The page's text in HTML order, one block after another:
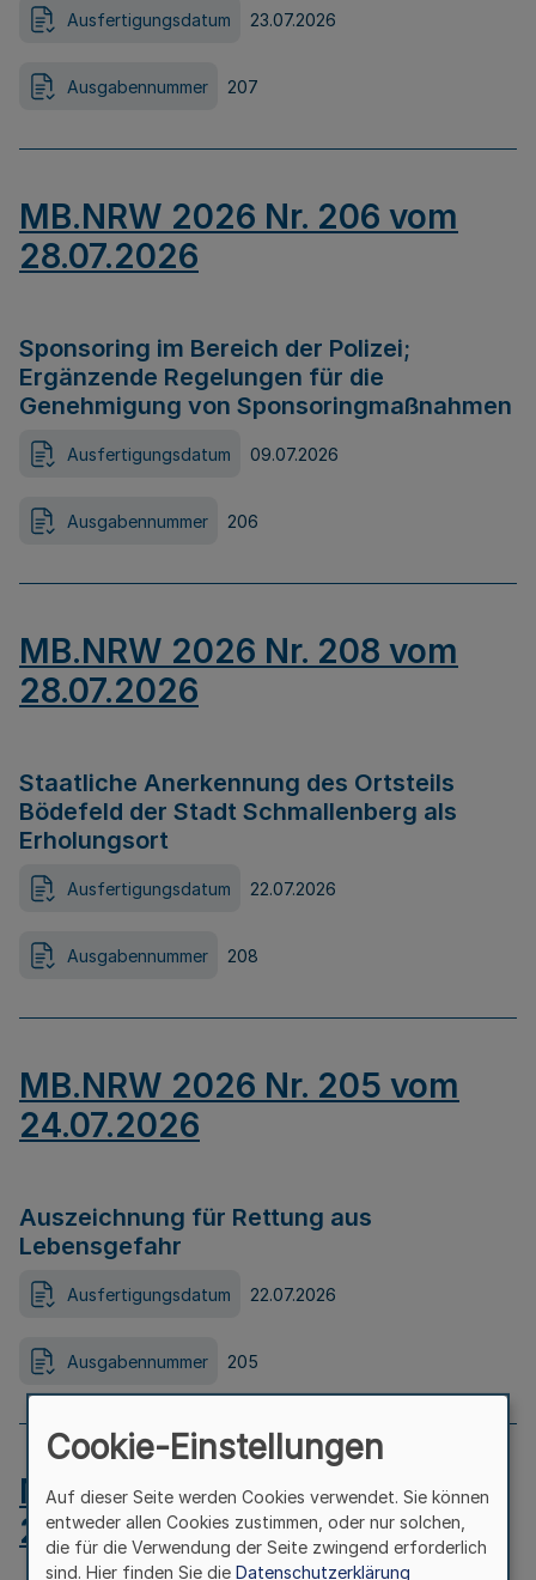
Ausfertigungsdatum 23.07.2026
Ausgabennummer 207
MB.NRW 2026 Nr. 206 vom
28.07.2026
Sponsoring im Bereich der Polizei;
Ergänzende Regelungen für die
Genehmigung von Sponsoringmaßnahmen
Ausfertigungsdatum 09.07.2026
Ausgabennummer 206
MB.NRW 2026 Nr. 208 vom
28.07.2026
Staatliche Anerkennung des Ortsteils
Bödefeld der Stadt Schmallenberg als
Erholungsort
Ausfertigungsdatum 22.07.2026
Ausgabennummer 208
MB.NRW 2026 Nr. 205 vom
24.07.2026
Auszeichnung für Rettung aus
Lebensgefahr
Ausfertigungsdatum 22.07.2026
Ausgabennummer 205
MB.NRW 2026 Nr. 204 vom
24.07.2026
Cookie-Einstellungen
Auf dieser Seite werden Cookies verwendet. Sie können
entweder allen Cookies zustimmen, oder nur solchen,
die für die Verwendung der Seite zwingend erforderlich
sind. Hier finden Sie die Datenschutzerklärung